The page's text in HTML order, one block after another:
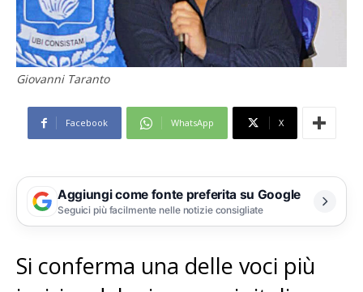
Giovanni Taranto
Facebook WhatsApp X
Aggiungi come fonte preferita su Google
Seguici più facilmente nelle notizie consigliate
Si conferma una delle voci più